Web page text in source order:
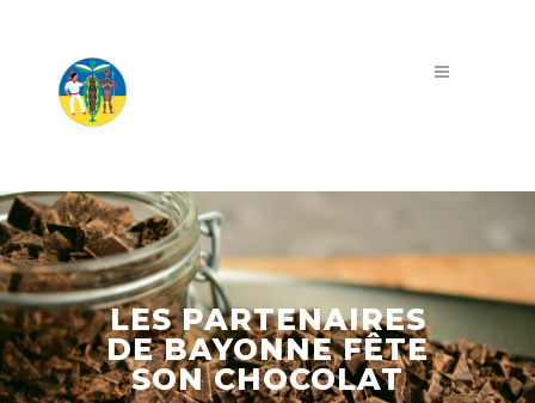
LES PARTENAIRES
DE BAYONNE FÊTE
SON CHOCOLAT